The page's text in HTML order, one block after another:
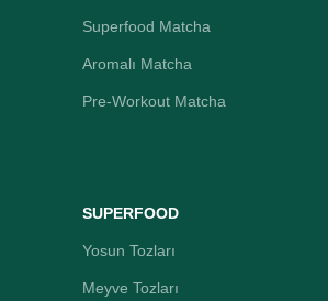
Superfood Matcha
Aromalı Matcha
Pre-Workout Matcha
SUPERFOOD
Yosun Tozları
Meyve Tozları